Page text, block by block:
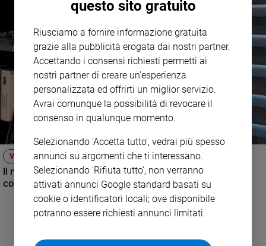
siamo
Contatti
Pubblicità
Registrati
Redazione
VIDEO
Il nuovo numero di Famiglia Cristiana raccontato dal
condirettore.
questo sito gratuito
Riusciamo a fornire informazione gratuita
grazie alla pubblicità erogata dai nostri partner.
Accettando i consensi richiesti permetti ai
nostri partner di creare un'esperienza
personalizzata ed offrirti un miglior servizio.
Avrai comunque la possibilità di revocare il
consenso in qualunque momento.
Selezionando 'Accetta tutto', vedrai più spesso
annunci su argomenti che ti interessano.
Selezionando 'Rifiuta tutto', non verranno
attivati annunci Google standard basati su
cookie o identificatori locali; ove disponibile
potranno essere richiesti annunci limitati.